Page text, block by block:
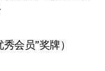
会员”奖牌）